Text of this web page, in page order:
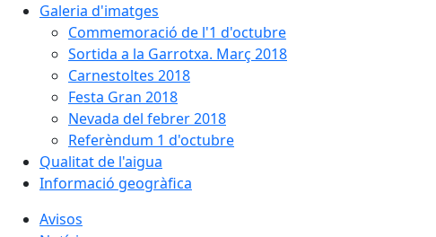
Galeria d'imatges
Commemoració de l'1 d'octubre
Sortida a la Garrotxa. Març 2018
Carnestoltes 2018
Festa Gran 2018
Nevada del febrer 2018
Referèndum 1 d'octubre
Qualitat de l'aigua
Informació geogràfica
Avisos